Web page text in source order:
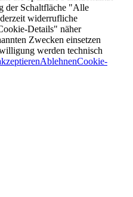
der Schaltfläche "Alle
widerrufliche
Details" näher
Zwecken einsetzen
werden technisch
AblehnenCookie-